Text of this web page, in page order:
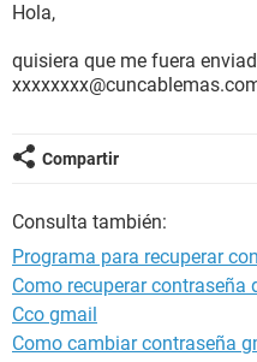
Hola,
quisiera que me fuera
Compartir
Consulta también:
Programa para recuperar
Como recuperar contraseña
Cco gmail
Como cambiar contraseña